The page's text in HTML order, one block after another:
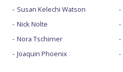
Susan Kelechi Watson
Nick Nolte
Nora Tschirner
Joaquin Phoenix